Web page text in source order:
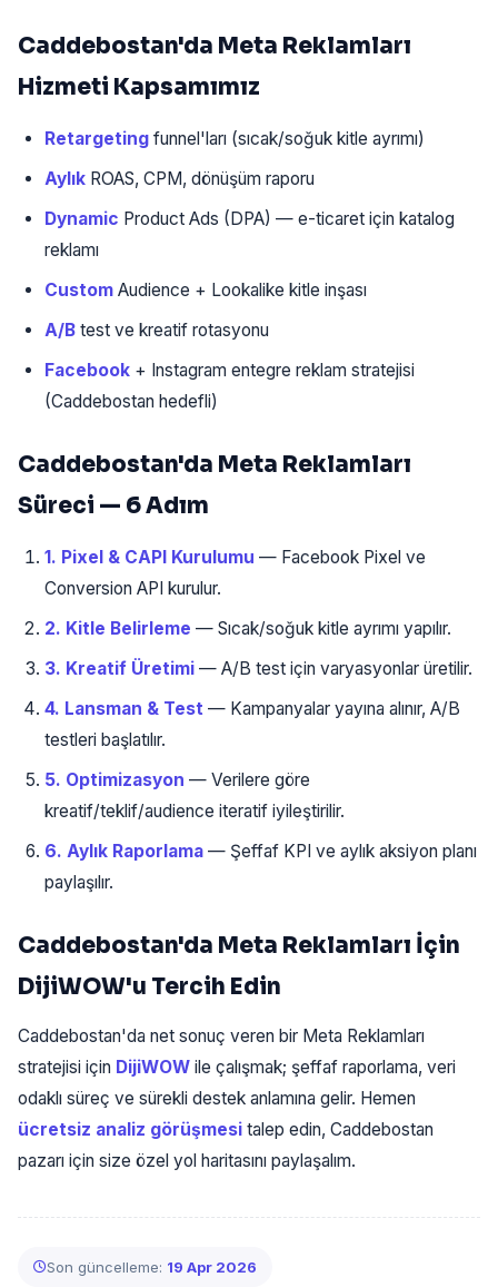
Caddebostan'da Meta Reklamları
Hizmeti Kapsamımız
Retargeting funnel'ları (sıcak/soğuk kitle ayrımı)
Aylık ROAS, CPM, dönüşüm raporu
Dynamic Product Ads (DPA) — e-ticaret için katalog
reklamı
Custom Audience + Lookalike kitle inşası
A/B test ve kreatif rotasyonu
Facebook + Instagram entegre reklam stratejisi
(Caddebostan hedefli)
Caddebostan'da Meta Reklamları
Süreci — 6 Adım
1. Pixel & CAPI Kurulumu — Facebook Pixel ve
Conversion API kurulur.
2. Kitle Belirleme — Sıcak/soğuk kitle ayrımı yapılır.
3. Kreatif Üretimi — A/B test için varyasyonlar üretilir.
4. Lansman & Test — Kampanyalar yayına alınır, A/B
testleri başlatılır.
5. Optimizasyon — Verilere göre
kreatif/teklif/audience iteratif iyileştirilir.
6. Aylık Raporlama — Şeffaf KPI ve aylık aksiyon planı
paylaşılır.
Caddebostan'da Meta Reklamları İçin
DijiWOW'u Tercih Edin
Caddebostan'da net sonuç veren bir Meta Reklamları
stratejisi için DijiWOW ile çalışmak; şeffaf raporlama, veri
odaklı süreç ve sürekli destek anlamına gelir. Hemen
ücretsiz analiz görüşmesi talep edin, Caddebostan
pazarı için size özel yol haritasını paylaşalım.
Son güncelleme: 19 Apr 2026